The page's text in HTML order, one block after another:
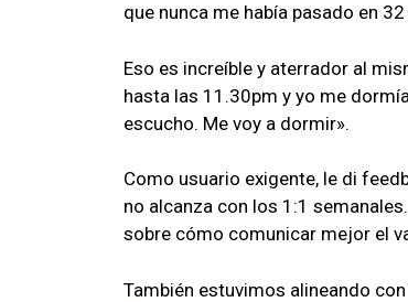
que nunca me había pasado en
Eso es increíble y aterrador al
hasta las 11.30pm y yo me
escucho. Me voy a dormir».
Como usuario exigente, le di
no alcanza con los 1:1
sobre cómo comunicar mejor el
También estuvimos alineando